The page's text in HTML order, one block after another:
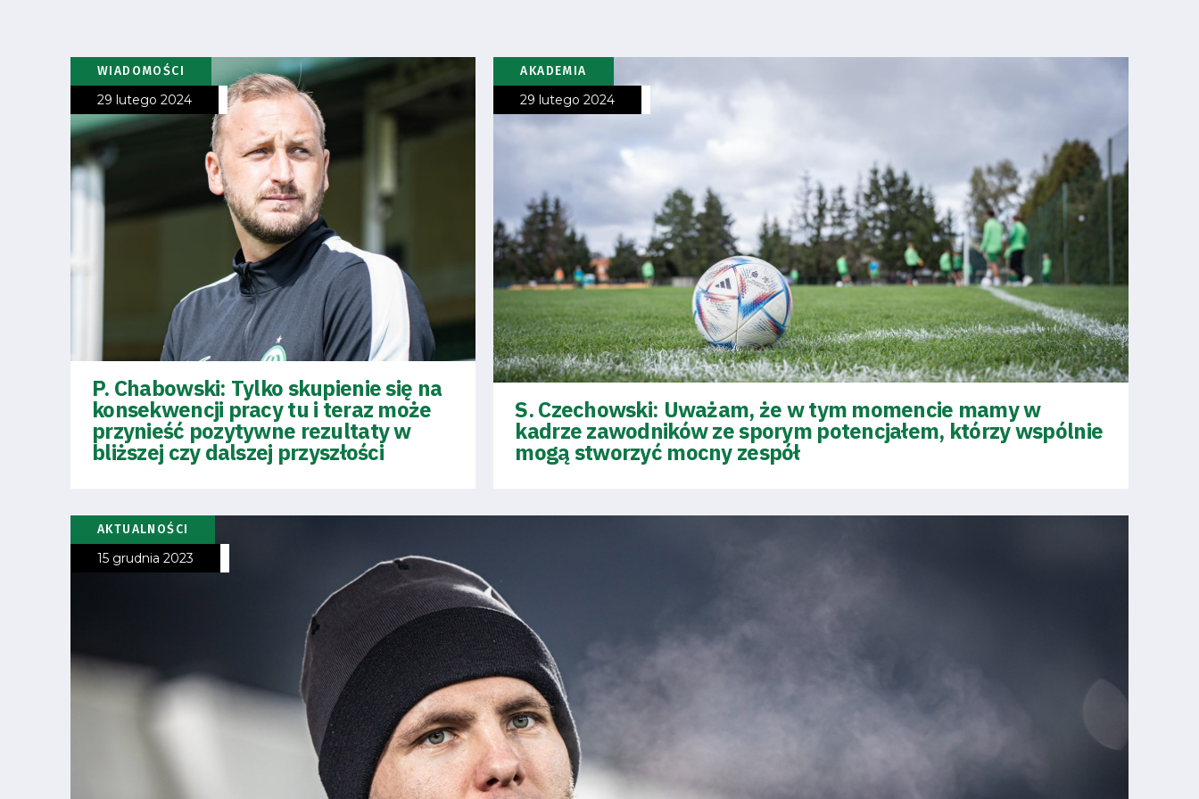
Aleja
Warciarzy
#WARTOpobrać
Prowizja
pośredników
transakcyjnych
WIADOMOŚCI
29 lutego 2024
P. Chabowski: Tylko skupienie się na
konsekwencji pracy tu i teraz może
przynieść pozytywne rezultaty w
bliższej czy dalszej przyszłości
AKADEMIA
29 lutego 2024
S. Czechowski: Uważam, że w tym momencie mamy w
kadrze zawodników ze sporym potencjałem, którzy wspólnie
mogą stworzyć mocny zespół
AKTUALNOŚCI
15 grudnia 2023